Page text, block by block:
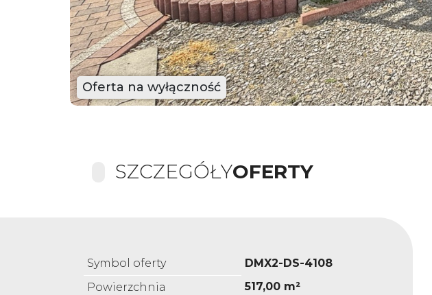
Oferta na wyłączność
SZCZEGÓŁYOFERTY
Symbol oferty
DMX2-DS-4108
Powierzchnia
517,00 m²